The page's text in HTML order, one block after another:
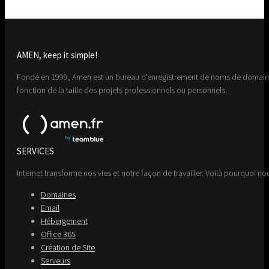
AMEN, keep it simple!
Fondé en 1999, Amen est un bureau d'enregistrement de noms de
fonction de la taille des projets professionnels ou personnels.
SERVICES
Internet transforme nos vies et notre façon de travailler. Voilà pourquoi
Domaines
Email
Hébergement
Office 365
Création de Site
Serveurs